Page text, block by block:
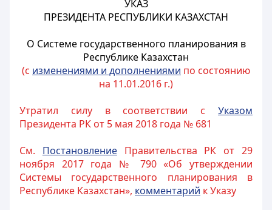
УКАЗ
ПРЕЗИДЕНТА РЕСПУБЛИКИ КАЗАХСТАН
О Системе государственного планирования в
Республике Казахстан
(с изменениями и дополнениями по состоянию
на 11.01.2016 г.)
Утратил силу в соответствии с Указом
Президента РК от 5 мая 2018 года № 681
См. ПостановлениеПравительства РК от 29
ноября 2017 года № 790 «Об утверждении
Системы государственного планирования в
Республике Казахстан», комментарий к Указу